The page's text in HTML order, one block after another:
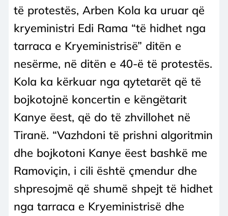
të protestës, Arben Kola ka uruar që
kryeministri Edi Rama “të hidhet nga
tarraca e Kryeministrisë” ditën e
nesërme, në ditën e 40-ë të protestës.
Kola ka kërkuar nga qytetarët që të
bojkotojnë koncertin e këngëtarit
Kanye ëest, që do të zhvillohet në
Tiranë. “Vazhdoni të prishni algoritmin
dhe bojkotoni Kanye ëest bashkë me
Ramoviçin, i cili është çmendur dhe
shpresojmë që shumë shpejt të hidhet
nga tarraca e Kryeministrisë dhe